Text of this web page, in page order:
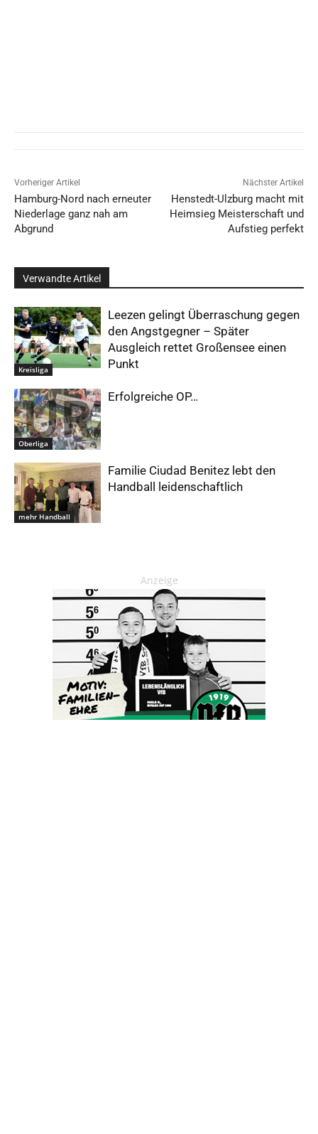
Vorheriger Artikel
Hamburg-Nord nach erneuter
Niederlage ganz nah am
Abgrund
Nächster Artikel
Henstedt-Ulzburg macht mit
Heimsieg Meisterschaft und
Aufstieg perfekt
Verwandte Artikel
Kreisliga
Leezen gelingt Überraschung gegen
den Angstgegner – Später
Ausgleich rettet Großensee einen
Punkt
Oberliga
Erfolgreiche OP…
mehr Handball
Familie Ciudad Benitez lebt den
Handball leidenschaftlich
Anzeige